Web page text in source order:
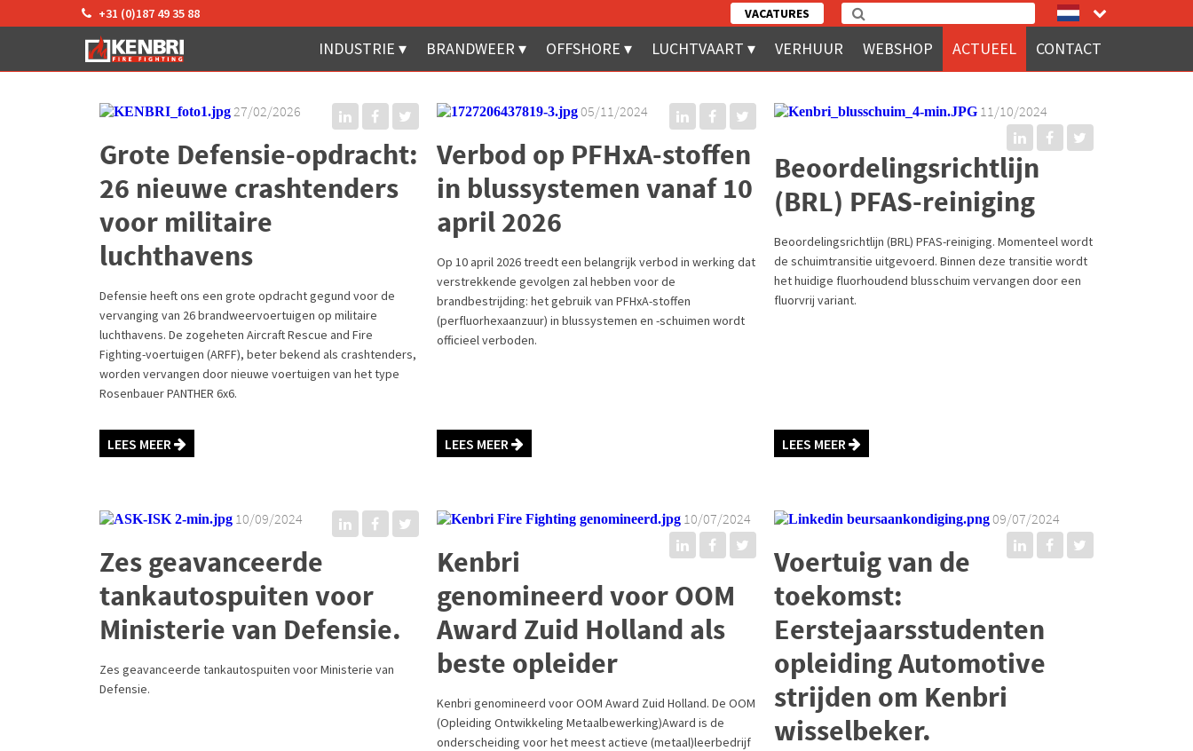
+31 (0)187 49 35 88 VACATURES
INDUSTRIE BRANDWEER OFFSHORE LUCHTVAART VERHUUR WEBSHOP ACTUEEL CONTACT
27/02/2026
Grote Defensie-opdracht:
26 nieuwe crashtenders
voor militaire
luchthavens
Defensie heeft ons een grote opdracht gegund voor de
vervanging van 26 brandweervoertuigen op militaire
luchthavens. De zogeheten Aircraft Rescue and Fire
Fighting-voertuigen (ARFF), beter bekend als crashtenders,
worden vervangen door nieuwe voertuigen van het type
Rosenbauer PANTHER 6x6.
LEES MEER
05/11/2024
Verbod op PFHxA-stoffen
in blussystemen vanaf 10
april 2026
Op 10 april 2026 treedt een belangrijk verbod in werking dat
verstrekkende gevolgen zal hebben voor de
brandbestrijding: het gebruik van PFHxA-stoffen
(perfluorhexaanzuur) in blussystemen en -schuimen wordt
officieel verboden.
LEES MEER
11/10/2024
Beoordelingsrichtlijn
(BRL) PFAS-reiniging
Beoordelingsrichtlijn (BRL) PFAS-reiniging. Momenteel wordt
de schuimtransitie uitgevoerd. Binnen deze transitie wordt
het huidige fluorhoudend blusschuim vervangen door een
fluorvrij variant.
LEES MEER
10/09/2024
Zes geavanceerde
tankautospuiten voor
Ministerie van Defensie.
Zes geavanceerde tankautospuiten voor Ministerie van
Defensie.
10/07/2024
Kenbri
genomineerd voor OOM
Award Zuid Holland als
beste opleider
Kenbri genomineerd voor OOM Award Zuid Holland. De OOM
(Opleiding Ontwikkeling Metaalbewerking)Award is de
onderscheiding voor het meest actieve (metaal)leerbedrijf
09/07/2024
Voertuig van de
toekomst:
Eerstejaarsstudenten
opleiding Automotive
strijden om Kenbri
wisselbeker.